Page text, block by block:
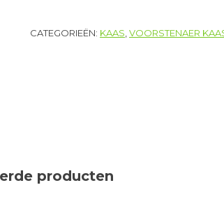
CATEGORIEËN: KAAS VOORSTENAER
producten